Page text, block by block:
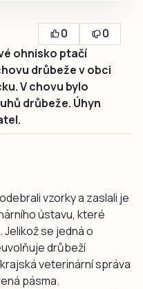
0
0
ohnisko ptačí
drůbeže v obci
V chovu bylo
drůbeže. Úhyn
vzorky a zaslali je
ústavu, které
se jedná o
drůbeží
veterinární správa
pásma.